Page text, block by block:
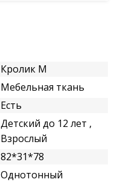
Кролик M
Мебельная ткань
Есть
Детский до 12 лет ,
Взрослый
82*31*78
Однотонный